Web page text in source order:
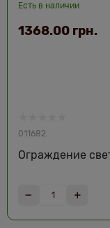
Есть в наличии
011682
Ограждение
1368.00 грн.